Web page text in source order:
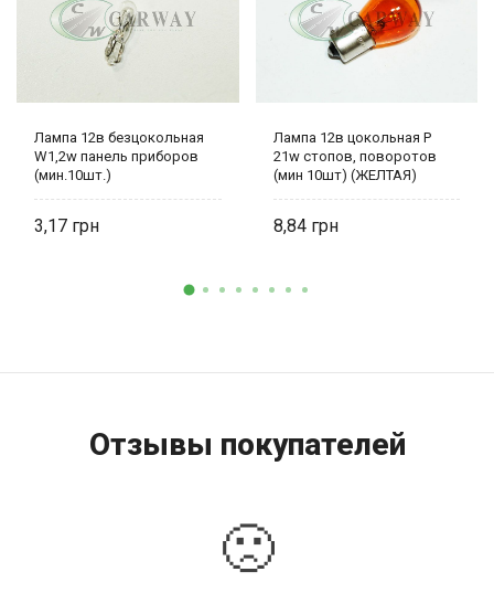
Лампа 12в безцокольная
W1,2w панель приборов
(мин.10шт.)
3,17
Лампа 12в цокольная P
21w стопов, поворотов
(мин 10шт) (ЖЕЛТАЯ)
8,84
Отзывы покупателей
🙁